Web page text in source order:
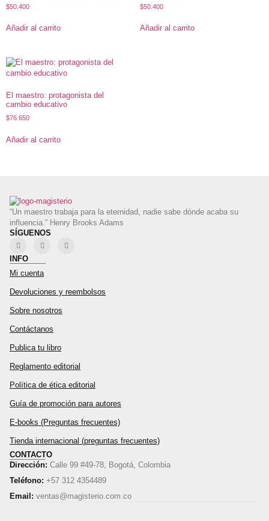
$50.400
Añadir al carrito
$50.400
Añadir al carrito
El maestro: protagonista del
cambio educativo
$76.650
Añadir al carrito
“Un maestro trabaja para la eternidad, nadie sabe dónde acaba su
influencia.” Henry Brooks Adams
SÍGUENOS
INFO
Mi cuenta
Devoluciones y reembolsos
Sobre nosotros
Contáctanos
Publica tu libro
Reglamento editorial
Política de ética editorial
Guía de promoción para autores
E-books (Preguntas frecuentes)
Tienda internacional (preguntas frecuentes)
CONTACTO
Dirección: Calle 99 #49-78, Bogotá, Colombia
Teléfono: +57 312 4354489
Email: ventas@magisterio.com.co